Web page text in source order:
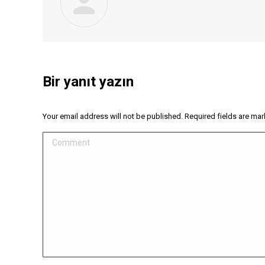
Bir yanıt yazın
Your email address will not be published. Required fields are
Comment